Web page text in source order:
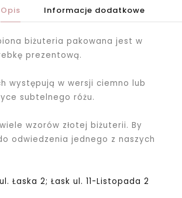
Opis Informacje dodatkowe
biżuteria pakowana jest w
prezentową.
występują w wersji ciemno lub
subtelnego różu.
wzorów złotej biżuterii. By
odwiedzenia jednego z naszych
Łaska 2; Łask ul. 11-Listopada 2